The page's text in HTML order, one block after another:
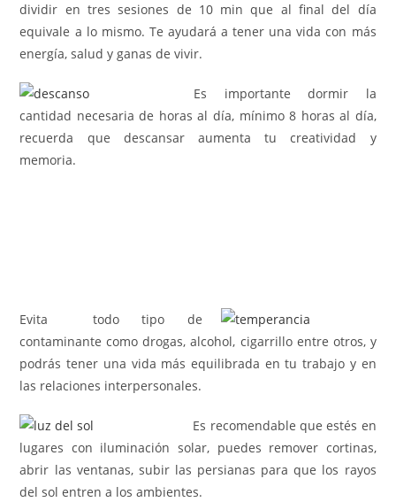
dividir en tres sesiones de 10 min que al final del día
equivale a lo mismo. Te ayudará a tener una vida con más
energía, salud y ganas de vivir.
Es importante dormir la
cantidad necesaria de horas al día, mínimo 8 horas al día,
recuerda que descansar aumenta tu creatividad y
memoria.
Evita todo tipo de
contaminante como drogas, alcohol, cigarrillo entre otros, y
podrás tener una vida más equilibrada en tu trabajo y en
las relaciones interpersonales.
Es recomendable que estés en
lugares con iluminación solar, puedes remover cortinas,
abrir las ventanas, subir las persianas para que los rayos
del sol entren a los ambientes.